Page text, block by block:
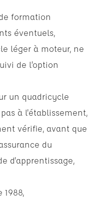
formation
éventuels,
léger à moteur, ne
de l’option
un quadricycle
à l'établissement,
vérifie, avant que
du
d'apprentissage,